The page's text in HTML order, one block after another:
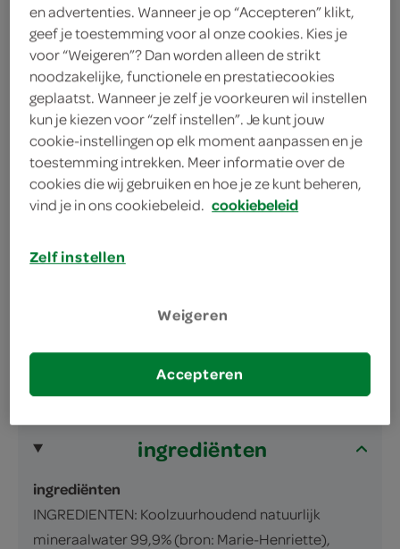
Let op: aanbiedingen zijn niet zichtbaar bij de
producten, maar worden wél automatisch
verwerkt in de winkelmand.
1 Liter
ingrediënten
ingrediënten
INGREDIENTEN: Koolzuurhoudend natuurlijk
mineraalwater 99,9% (bron: Marie-Henriette),
en advertenties. Wanneer je op “Accepteren” klikt,
geef je toestemming voor al onze cookies. Kies je
voor “Weigeren”? Dan worden alleen de strikt
noodzakelijke, functionele en prestatiecookies
geplaatst. Wanneer je zelf je voorkeuren wil instellen
kun je kiezen voor “zelf instellen”. Je kunt jouw
cookie-instellingen op elk moment aanpassen en je
toestemming intrekken. Meer informatie over de
cookies die wij gebruiken en hoe je ze kunt beheren,
vind je in ons cookiebeleid. cookiebeleid
Zelf instellen
Weigeren
Accepteren